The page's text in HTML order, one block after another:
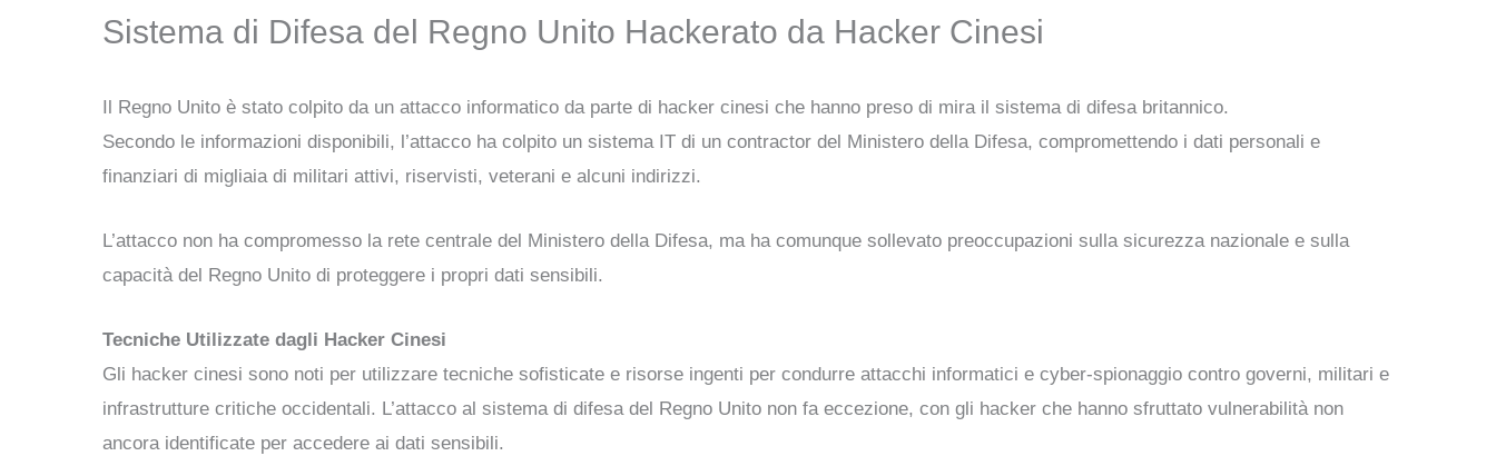
Sistema di Difesa del Regno Unito Hackerato da Hacker Cinesi
Il Regno Unito è stato colpito da un attacco informatico da parte di hacker cinesi che hanno preso di mira il sistema di difesa britannico.
Secondo le informazioni disponibili, l’attacco ha colpito un sistema IT di un contractor del Ministero della Difesa, compromettendo i dati personali e
finanziari di migliaia di militari attivi, riservisti, veterani e alcuni indirizzi.
L’attacco non ha compromesso la rete centrale del Ministero della Difesa, ma ha comunque sollevato preoccupazioni sulla sicurezza nazionale e sulla
capacità del Regno Unito di proteggere i propri dati sensibili.
Tecniche Utilizzate dagli Hacker Cinesi
Gli hacker cinesi sono noti per utilizzare tecniche sofisticate e risorse ingenti per condurre attacchi informatici e cyber-spionaggio contro governi, militari e
infrastrutture critiche occidentali. L’attacco al sistema di difesa del Regno Unito non fa eccezione, con gli hacker che hanno sfruttato vulnerabilità non
ancora identificate per accedere ai dati sensibili.